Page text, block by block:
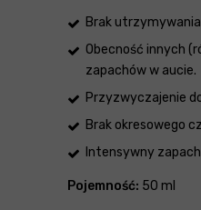
Brak
Obecność innych
zapachów w aucie.
Przyzwyczajenie
Brak okresowego
Intensywny
Pojemność: 50 ml